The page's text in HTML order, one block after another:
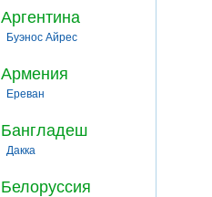
Аргентина
Буэнос Айрес
Армения
Ереван
Бангладеш
Дакка
Белоруссия